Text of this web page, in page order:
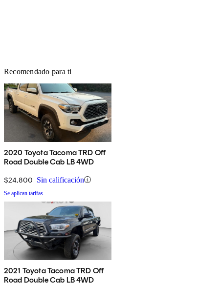
Recomendado para ti
2020 Toyota Tacoma TRD Off
Road Double Cab LB 4WD
$24,800 Sin calificación
Se aplican tarifas
2021 Toyota Tacoma TRD Off
Road Double Cab LB 4WD